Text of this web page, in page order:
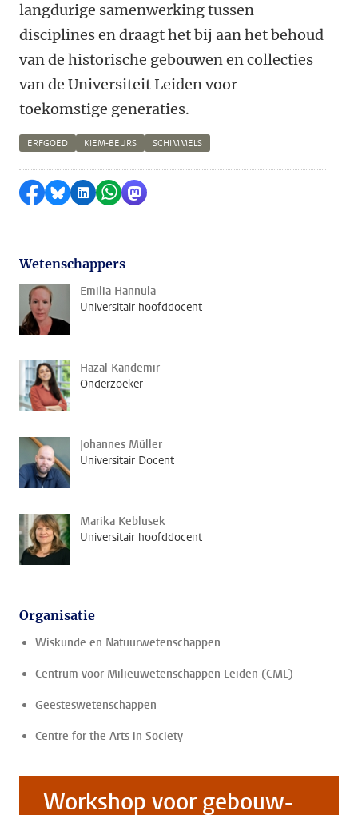
langdurige samenwerking tussen
disciplines en draagt het bij aan het behoud
van de historische gebouwen en collecties
van de Universiteit Leiden voor
toekomstige generaties.
ERFGOED KIEM-BEURS SCHIMMELS
Delen op Facebook
Delen via Bluesky
Delen op LinkedIn
Delen via WhatsApp
Delen via Mastodon
Wetenschappers
Emilia Hannula
Universitair hoofddocent
Hazal Kandemir
Onderzoeker
Johannes Müller
Universitair Docent
Marika Keblusek
Universitair hoofddocent
Organisatie
Wiskunde en Natuurwetenschappen
Centrum voor Milieuwetenschappen Leiden (CML)
Geesteswetenschappen
Centre for the Arts in Society
Workshop voor gebouw-